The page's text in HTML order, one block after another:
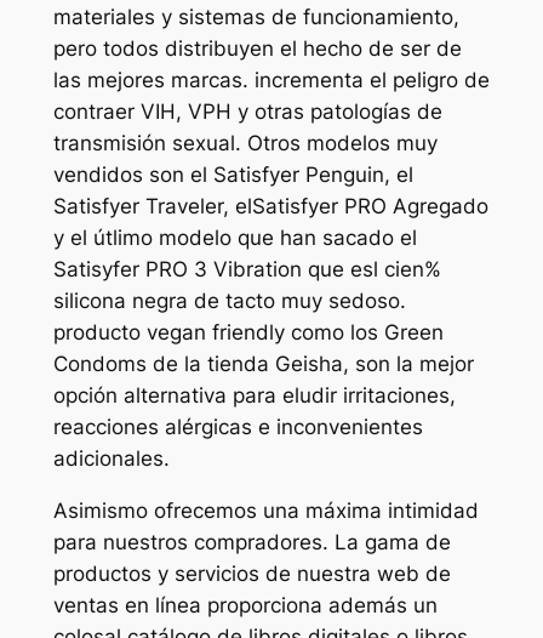
materiales y sistemas de funcionamiento,
pero todos distribuyen el hecho de ser de
las mejores marcas. incrementa el peligro de
contraer VIH, VPH y otras patologías de
transmisión sexual. Otros modelos muy
vendidos son el Satisfyer Penguin, el
Satisfyer Traveler, elSatisfyer PRO Agregado
y el útlimo modelo que han sacado el
Satisyfer PRO 3 Vibration que esl cien%
silicona negra de tacto muy sedoso.
producto vegan friendly como los Green
Condoms de la tienda Geisha, son la mejor
opción alternativa para eludir irritaciones,
reacciones alérgicas e inconvenientes
adicionales.
Asimismo ofrecemos una máxima intimidad
para nuestros compradores. La gama de
productos y servicios de nuestra web de
ventas en línea proporciona además un